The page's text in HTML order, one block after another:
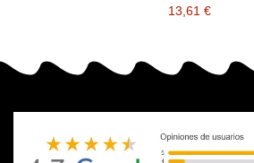
13,61 €